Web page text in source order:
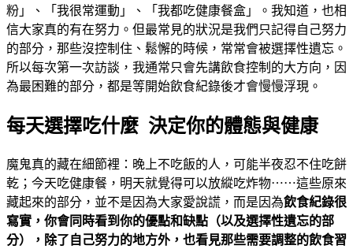
粉」、「我很常運動」、「我都吃健康餐盒」。我知道，也相
信大家真的有在努力。但最常見的狀況是我們只記得自己努力
的部分，那些沒控制住、鬆懈的時候，常常會被選擇性遺忘。
所以每次第一次訪談，我通常只會先講飲食控制的大方向，因
為最困難的部分，都是等開始飲食紀錄後才會慢慢浮現。
每天選擇吃什麼 決定你的體態與健康
魔鬼真的藏在細節裡：晚上不吃飯的人，可能半夜忍不住吃餅
乾；今天吃健康餐，明天就覺得可以放縱吃炸物⋯⋯這些原來
藏起來的部分，並不是因為大家愛說謊，而是因為飲食紀錄很
寫實，你會同時看到你的優點和缺點（以及選擇性遺忘的部
分），除了自己努力的地方外，也看見那些需要調整的飲食習